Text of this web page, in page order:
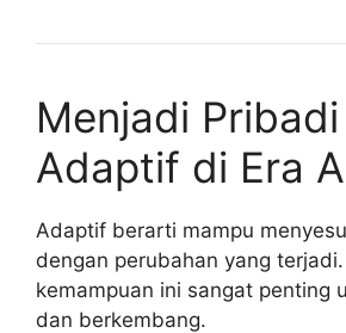
Menjadi
Adaptif di Era
Adaptif berarti mampu
dengan perubahan yang
kemampuan ini sangat penting
dan berkembang.